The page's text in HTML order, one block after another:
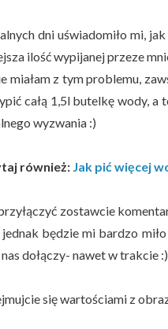
dni uświadomiło mi,
ilość wypijanej przeze
miałam z tym problemu,
całą 1,5l butelkę wody, a
wyzwania :)
również: Jak pić więcej
zostawcie
jednak będzie mi bardzo
dołączy- nawet w trakcie :)
się wartościami z